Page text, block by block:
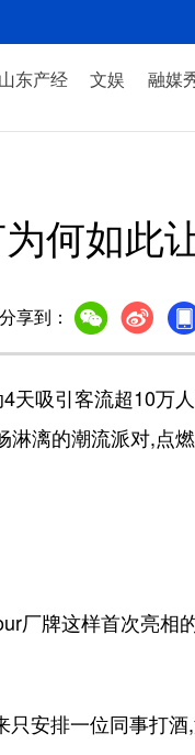
山东产经 文娱 融媒
何如此
分享到：
吸引客流超10万
漓的潮流派对,点燃
牌这样首次亮相
安排一位同事打酒